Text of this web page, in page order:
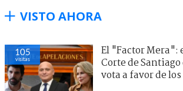
VISTO AHORA
105
visitas
El "Factor Mera":
Corte de
vota a favor de